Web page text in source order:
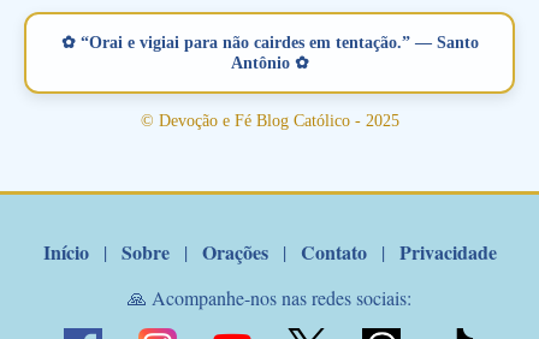
✿ “Orai e vigiai para não cairdes em tentação.” — Santo
Antônio ✿
© Devoção e Fé Blog Católico - 2025
Início | Sobre | Orações | Contato | Privacidade
🙏 Acompanhe-nos nas redes sociais: